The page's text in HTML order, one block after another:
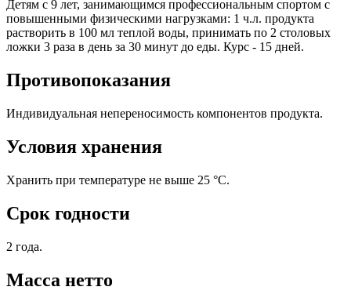
Детям с 9 лет, занимающимся профессиональным спортом с
повышенными физическими нагрузками: 1 ч.л. продукта
растворить в 100 мл теплой воды, принимать по 2 столовых
ложки 3 раза в день за 30 минут до еды. Курс - 15 дней.
Противопоказания
Индивидуальная непереносимость компонентов продукта.
Условия хранения
Хранить при температуре не выше 25 °С.
Срок годности
2 года.
Масса нетто